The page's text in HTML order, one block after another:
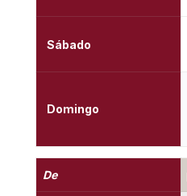
Sábado
Domingo
De